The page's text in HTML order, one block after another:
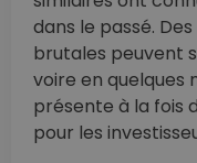
dans le passé.
brutales peuvent
voire en quelques
présente à la fois
pour les